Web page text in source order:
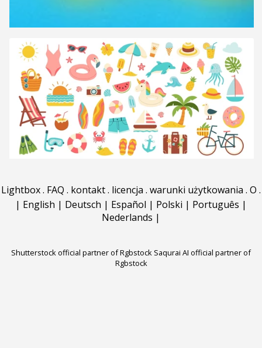
Lightbox. FAQ . kontakt. licencja . warunki użytkowania . O .
| English | Deutsch | Español | Polski | Português |
Nederlands |
Shutterstock official partner of Rgbstock Saqurai AI official partner of
Rgbstock